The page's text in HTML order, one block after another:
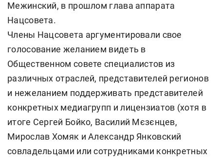
Межинский, в прошлом глава аппарата
Нацсовета.
Члены Нацсовета аргументировали свое
голосование желанием видеть в
Общественном совете специалистов из
различных отраслей, представителей регионов
и нежеланием поддерживать представителей
конкретных медиагрупп и лицензиатов (хотя в
итоге Сергей Бойко, Василий Мєзєнцев,
Мирослав Хомяк и Александр Янковский
совладельцами или сотрудниками конкретных